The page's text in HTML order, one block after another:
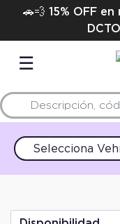
🚗💨 15% OFF
☰
Selecciona